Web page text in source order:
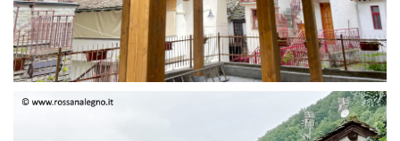
STRUTTURA IN ABETE LAMELLARE